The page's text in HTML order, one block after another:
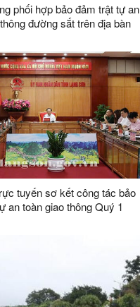
phối hợp bảo đảm trật tự an
đường sắt trên địa bàn
tuyến sơ kết công tác bảo
an toàn giao thông Quý 1